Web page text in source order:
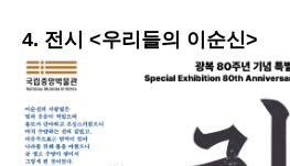
4. 전시 <우리들의 이순신>